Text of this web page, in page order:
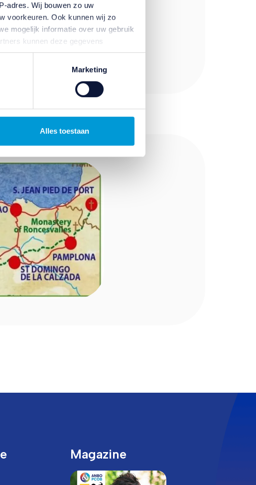
adres. Wij bouwen zo uw
voorkeuren. Ook kunnen wij zo
mogelijk informatie over uw gebruik
kunnen deze gegevens
op basis van uw gebruik van
toestemming intrekken door te
Marketing
Alles toestaan
Magazine